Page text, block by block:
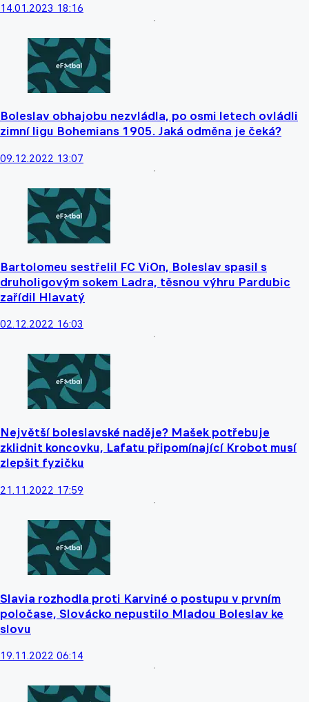
14.01.2023 18:16
Boleslav obhajobu nezvládla, po osmi letech ovládli
zimní ligu Bohemians 1905. Jaká odměna je čeká?
09.12.2022 13:07
Bartolomeu sestřelil FC ViOn, Boleslav spasil s
druholigovým sokem Ladra, těsnou výhru Pardubic
zařídil Hlavatý
02.12.2022 16:03
Největší boleslavské naděje? Mašek potřebuje
zklidnit koncovku, Lafatu připomínající Krobot musí
zlepšit fyzičku
21.11.2022 17:59
Slavia rozhodla proti Karviné o postupu v prvním
poločase, Slovácko nepustilo Mladou Boleslav ke
slovu
19.11.2022 06:14